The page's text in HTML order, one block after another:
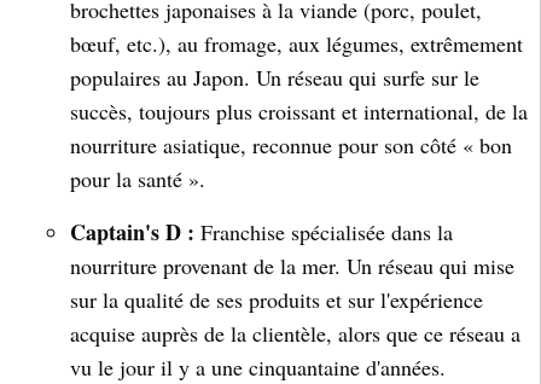
brochettes japonaises à la viande (porc, poulet,
bœuf, etc.), au fromage, aux légumes, extrêmement
populaires au Japon. Un réseau qui surfe sur le
succès, toujours plus croissant et international, de la
nourriture asiatique, reconnue pour son côté « bon
pour la santé ».
Captain's D : Franchise spécialisée dans la
nourriture provenant de la mer. Un réseau qui mise
sur la qualité de ses produits et sur l'expérience
acquise auprès de la clientèle, alors que ce réseau a
vu le jour il y a une cinquantaine d'années.